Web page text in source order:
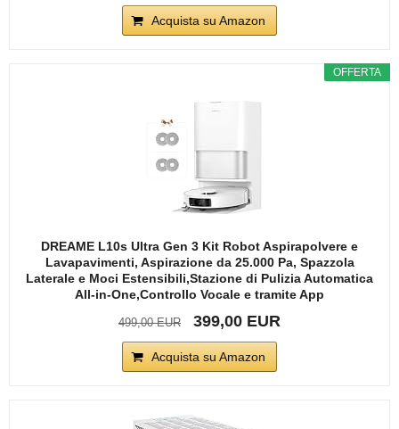
Acquista su Amazon
OFFERTA
DREAME L10s Ultra Gen 3 Kit Robot Aspirapolvere e
Lavapavimenti, Aspirazione da 25.000 Pa, Spazzola
Laterale e Moci Estensibili,Stazione di Pulizia Automatica
All-in-One,Controllo Vocale e tramite App
499,00 EUR 399,00 EUR
Acquista su Amazon